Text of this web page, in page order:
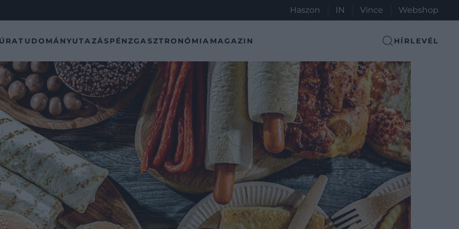
Haszon IN Vince Webshop
TUDOMÁNYUTAZÁSPÉNZGASZTRONÓMIA MAGAZIN HÍRLEVÉL